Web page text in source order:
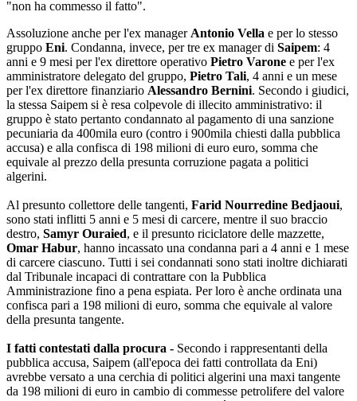
"non ha commesso il fatto".
Assoluzione anche per l'ex manager Antonio Vella e per lo stesso
gruppo Eni. Condanna, invece, per tre ex manager di Saipem: 4
anni e 9 mesi per l'ex direttore operativo Pietro Varone e per l'ex
amministratore delegato del gruppo, Pietro Tali, 4 anni e un mese
per l'ex direttore finanziario Alessandro Bernini. Secondo i giudici,
la stessa Saipem si è resa colpevole di illecito amministrativo: il
gruppo è stato pertanto condannato al pagamento di una sanzione
pecuniaria da 400mila euro (contro i 900mila chiesti dalla pubblica
accusa) e alla confisca di 198 milioni di euro euro, somma che
equivale al prezzo della presunta corruzione pagata a politici
algerini.
Al presunto collettore delle tangenti, Farid Nourredine Bedjaoui,
sono stati inflitti 5 anni e 5 mesi di carcere, mentre il suo braccio
destro, Samyr Ouraied, e il presunto riciclatore delle mazzette,
Omar Habur, hanno incassato una condanna pari a 4 anni e 1 mese
di carcere ciascuno. Tutti i sei condannati sono stati inoltre dichiarati
dal Tribunale incapaci di contrattare con la Pubblica
Amministrazione fino a pena espiata. Per loro è anche ordinata una
confisca pari a 198 milioni di euro, somma che equivale al valore
della presunta tangente.
I fatti contestati dalla procura - Secondo i rappresentanti della
pubblica accusa, Saipem (all'epoca dei fatti controllata da Eni)
avrebbe versato a una cerchia di politici algerini una maxi tangente
da 198 milioni di euro in cambio di commesse petrolifere del valore